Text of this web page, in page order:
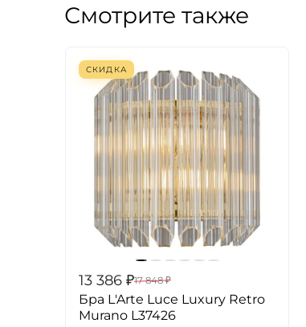
Смотрите также
СКИДКА
13 386 ₽17 848 ₽
Бра L'Arte Luce Luxury Retro
Murano L37426